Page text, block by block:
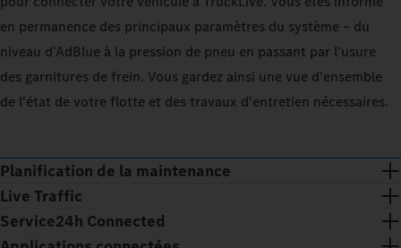
en permanence des principaux paramètres du système – du
niveau d'AdBlue à la pression de pneu en passant par l'usure
des garnitures de frein. Vous gardez ainsi une vue d'ensemble
de l'état de votre flotte et des travaux d'entretien nécessaires.
Planification de la maintenance
Live Traffic
Service24h Connected